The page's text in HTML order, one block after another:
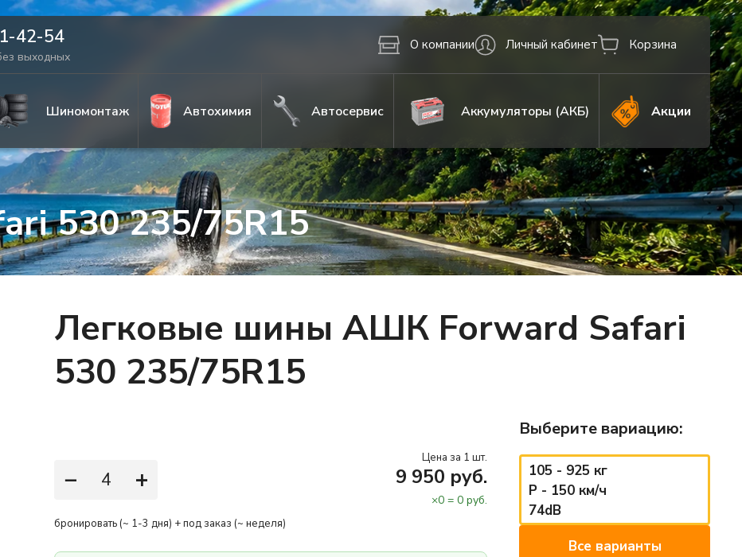
42-54
выходных
О компании Личный кабинет Корзина
Шиномонтаж Автохимия Автосервис Аккумуляторы (АКБ) Акции
530 235/75R15
Легковые шины АШК Forward Safari
530 235/75R15
− +
Цена за 1 шт.
9 950 руб.
×0 = 0 руб.
бронировать (~ 1-3 дня) + под заказ (~ неделя)
Выберите вариацию:
105 - 925 кг
P - 150 км/ч
74dB
Все варианты